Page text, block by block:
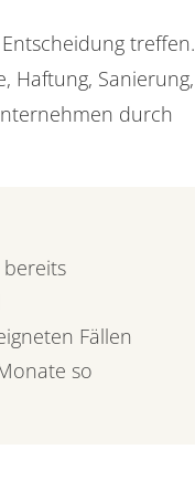
treffen.
Haftung, Sanierung,
durch
Fällen
so